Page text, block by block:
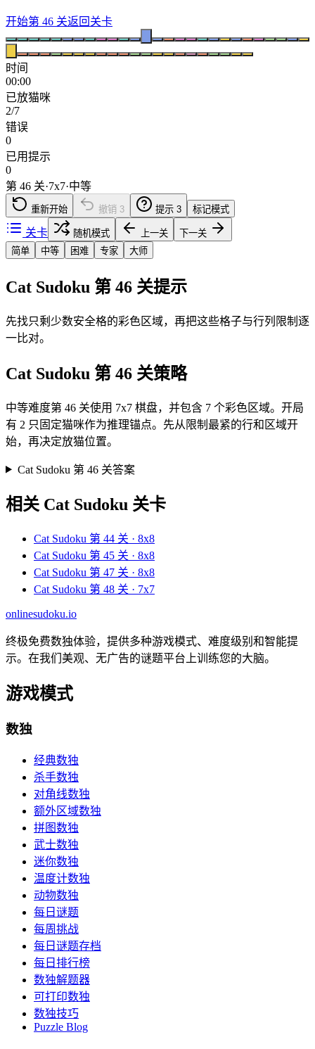
开始第 46 关返回关卡
时间
00:00
已放猫咪
2/7
错误
0
已用提示
0
第 46 关·7x7·中等
重新开始 撤销 3 提示 3 标记模式
关卡 随机模式 上一关
下一关
简单
中等 困难 专家 大师
Cat Sudoku 第 46 关提示
先找只剩少数安全格的彩色区域，再把这些格子与行列限制逐
一比对。
Cat Sudoku 第 46 关策略
中等难度第 46 关使用 7x7 棋盘，并包含 7 个彩色区域。开局
有 2 只固定猫咪作为推理锚点。先从限制最紧的行和区域开
始，再决定放猫位置。
Cat Sudoku 第 46 关答案
相关 Cat Sudoku 关卡
Cat Sudoku 第 44 关 · 8x8
Cat Sudoku 第 45 关 · 8x8
Cat Sudoku 第 47 关 · 8x8
Cat Sudoku 第 48 关 · 7x7
onlinesudoku.io
终极免费数独体验，提供多种游戏模式、难度级别和智能提
示。在我们美观、无广告的谜题平台上训练您的大脑。
游戏模式
数独
经典数独
杀手数独
对角线数独
额外区域数独
拼图数独
武士数独
迷你数独
温度计数独
动物数独
每日谜题
每周挑战
每日谜题存档
每日排行榜
数独解题器
可打印数独
数独技巧
Puzzle Blog